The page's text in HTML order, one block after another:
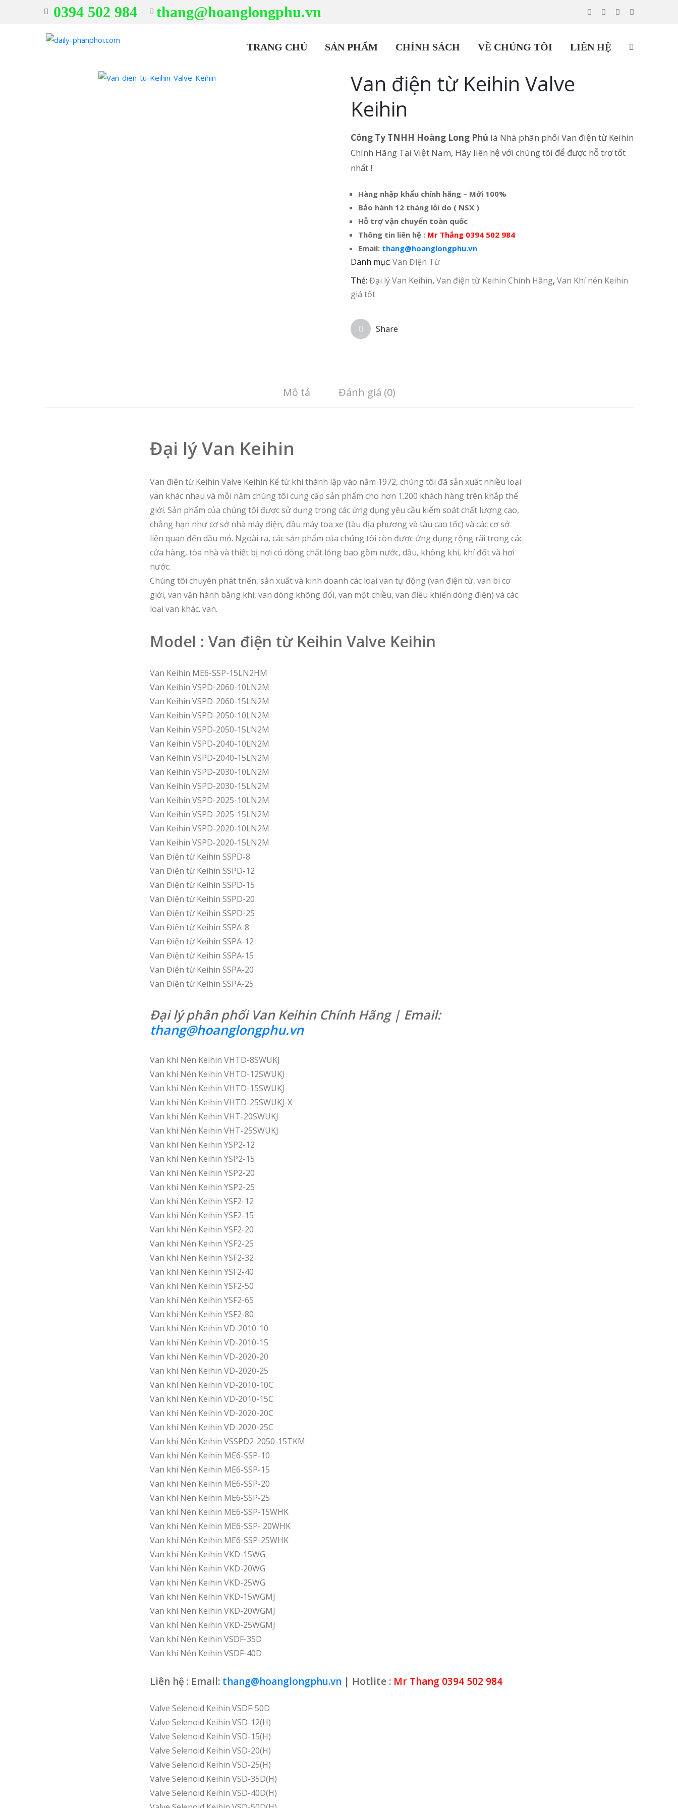
0394 502 984 thang@hoanglongphu.vn
TRANG CHỦ SẢN PHẨM CHÍNH SÁCH VỀ CHÚNG TÔI LIÊN HỆ
Van điện từ Keihin Valve
Keihin
Công Ty TNHH Hoàng Long Phú là Nhà phân phối Van điện từ Keihin
Chính Hãng Tại Việt Nam, Hãy liên hệ với chúng tôi để được hỗ trợ tốt
nhất !
Hàng nhập khẩu chính hãng – Mới 100%
Bảo hành 12 tháng lỗi do ( NSX )
Hỗ trợ vận chuyển toàn quốc
Thông tin liên hệ : Mr Thắng 0394 502 984
Email: thang@hoanglongphu.vn
Danh mục:Van Điện Từ
Thẻ:Đại lý Van Keihin,Van điện từ Keihin Chính Hãng,Van Khí nén Keihin
giá tốt
Share
Mô tả Đánh giá (0)
Đại lý Van Keihin
Van điện từ Keihin Valve Keihin Kể từ khi thành lập vào năm 1972, chúng tôi đã sản xuất nhiều loại
van khác nhau và mỗi năm chúng tôi cung cấp sản phẩm cho hơn 1.200 khách hàng trên khắp thế
giới. Sản phẩm của chúng tôi được sử dụng trong các ứng dụng yêu cầu kiểm soát chất lượng cao,
chẳng hạn như cơ sở nhà máy điện, đầu máy toa xe (tàu địa phương và tàu cao tốc) và các cơ sở
liên quan đến dầu mỏ. Ngoài ra, các sản phẩm của chúng tôi còn được ứng dụng rộng rãi trong các
cửa hàng, tòa nhà và thiết bị nơi có dòng chất lỏng bao gồm nước, dầu, không khí, khí đốt và hơi
nước.
Chúng tôi chuyên phát triển, sản xuất và kinh doanh các loại van tự động (van điện từ, van bi cơ
giới, van vận hành bằng khí, van dòng không đổi, van một chiều, van điều khiển dòng điện) và các
loại van khác. van.
Model : Van điện từ Keihin Valve Keihin
Van Keihin ME6-SSP-15LN2HM
Van Keihin VSPD-2060-10LN2M
Van Keihin VSPD-2060-15LN2M
Van Keihin VSPD-2050-10LN2M
Van Keihin VSPD-2050-15LN2M
Van Keihin VSPD-2040-10LN2M
Van Keihin VSPD-2040-15LN2M
Van Keihin VSPD-2030-10LN2M
Van Keihin VSPD-2030-15LN2M
Van Keihin VSPD-2025-10LN2M
Van Keihin VSPD-2025-15LN2M
Van Keihin VSPD-2020-10LN2M
Van Keihin VSPD-2020-15LN2M
Van Điện từ Keihin SSPD-8
Van Điện từ Keihin SSPD-12
Van Điện từ Keihin SSPD-15
Van Điện từ Keihin SSPD-20
Van Điện từ Keihin SSPD-25
Van Điện từ Keihin SSPA-8
Van Điện từ Keihin SSPA-12
Van Điện từ Keihin SSPA-15
Van Điện từ Keihin SSPA-20
Van Điện từ Keihin SSPA-25
Đại lý phân phối Van Keihin Chính Hãng | Email:
thang@hoanglongphu.vn
Van khí Nén Keihin VHTD-8SWUKJ
Van khí Nén Keihin VHTD-12SWUKJ
Van khí Nén Keihin VHTD-15SWUKJ
Van khí Nén Keihin VHTD-25SWUKJ-X
Van khí Nén Keihin VHT-20SWUKJ
Van khí Nén Keihin VHT-25SWUKJ
Van khí Nén Keihin YSP2-12
Van khí Nén Keihin YSP2-15
Van khí Nén Keihin YSP2-20
Van khí Nén Keihin YSP2-25
Van khí Nén Keihin YSF2-12
Van khí Nén Keihin YSF2-15
Van khí Nén Keihin YSF2-20
Van khí Nén Keihin YSF2-25
Van khí Nén Keihin YSF2-32
Van khí Nén Keihin YSF2-40
Van khí Nén Keihin YSF2-50
Van khí Nén Keihin YSF2-65
Van khí Nén Keihin YSF2-80
Van khí Nén Keihin VD-2010-10
Van khí Nén Keihin VD-2010-15
Van khí Nén Keihin VD-2020-20
Van khí Nén Keihin VD-2020-25
Van khí Nén Keihin VD-2010-10C
Van khí Nén Keihin VD-2010-15C
Van khí Nén Keihin VD-2020-20C
Van khí Nén Keihin VD-2020-25C
Van khí Nén Keihin VSSPD2-2050-15TKM
Van khí Nén Keihin ME6-SSP-10
Van khí Nén Keihin ME6-SSP-15
Van khí Nén Keihin ME6-SSP-20
Van khí Nén Keihin ME6-SSP-25
Van khí Nén Keihin ME6-SSP-15WHK
Van khí Nén Keihin ME6-SSP- 20WHK
Van khí Nén Keihin ME6-SSP-25WHK
Van khí Nén Keihin VKD-15WG
Van khí Nén Keihin VKD-20WG
Van khí Nén Keihin VKD-25WG
Van khí Nén Keihin VKD-15WGMJ
Van khí Nén Keihin VKD-20WGMJ
Van khí Nén Keihin VKD-25WGMJ
Van khí Nén Keihin VSDF-35D
Van khí Nén Keihin VSDF-40D
Liên hệ : Email: thang@hoanglongphu.vn | Hotlite : Mr Thang 0394 502 984
Valve Selenoid Keihin VSDF-50D
Valve Selenoid Keihin VSD-12(H)
Valve Selenoid Keihin VSD-15(H)
Valve Selenoid Keihin VSD-20(H)
Valve Selenoid Keihin VSD-25(H)
Valve Selenoid Keihin VSD-35D(H)
Valve Selenoid Keihin VSD-40D(H)